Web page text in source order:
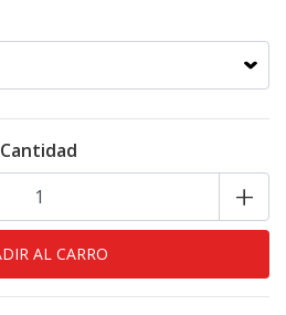
Cantidad
+